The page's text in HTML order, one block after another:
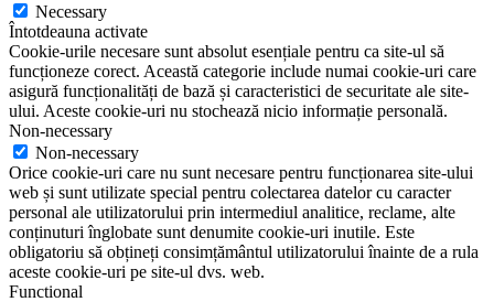
Necessary
Întotdeauna activate
Cookie-urile necesare sunt absolut esențiale pentru ca site-ul să
funcționeze corect. Această categorie include numai cookie-uri care
asigură funcționalități de bază și caracteristici de securitate ale site-
ului. Aceste cookie-uri nu stochează nicio informație personală.
Non-necessary
Non-necessary
Orice cookie-uri care nu sunt necesare pentru funcționarea site-ului
web și sunt utilizate special pentru colectarea datelor cu caracter
personal ale utilizatorului prin intermediul analitice, reclame, alte
conținuturi înglobate sunt denumite cookie-uri inutile. Este
obligatoriu să obțineți consimțământul utilizatorului înainte de a rula
aceste cookie-uri pe site-ul dvs. web.
Functional